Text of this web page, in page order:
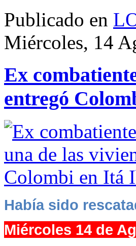
Publicado en
Miércoles, 14
Ex
entregó
Había sido
Miércoles 14 de